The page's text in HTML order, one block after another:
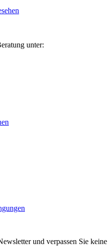
unter:
und verpassen Sie keine